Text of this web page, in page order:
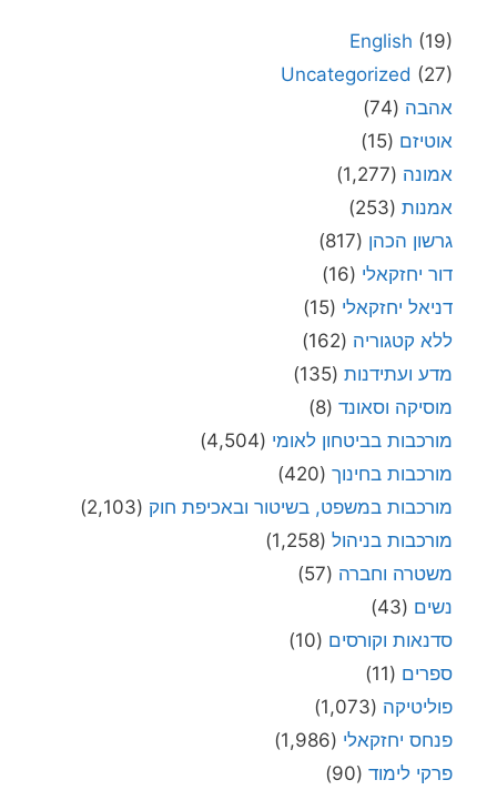
English (19)
Uncategorized (27)
אהבה (74)
אוטיזם (15)
אמונה (1,277)
אמנות (253)
גרשון הכהן (817)
דור יחזקאלי (16)
דניאל יחזקאלי (15)
ללא קטגוריה (162)
מדע ועתידנות (135)
מוסיקה וסאונד (8)
מורכבות בביטחון לאומי (4,504)
מורכבות בחינוך (420)
מורכבות במשפט, בשיטור ובאכיפת חוק (2,103)
מורכבות בניהול (1,258)
משטרה וחברה (57)
נשים (43)
סדנאות וקורסים (10)
ספרים (11)
פוליטיקה (1,073)
פנחס יחזקאלי (1,986)
פרקי לימוד (90)